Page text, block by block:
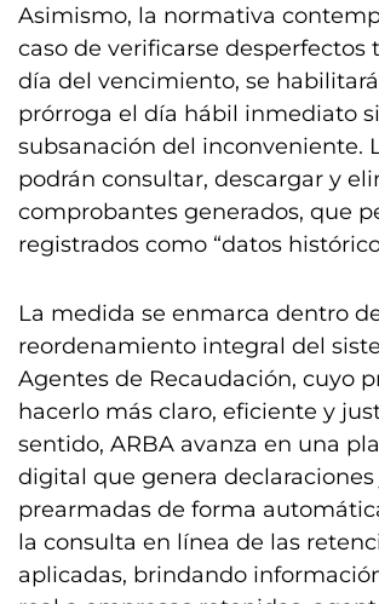
Asimismo, la normativa
caso de verificarse desperfectos
día del vencimiento, se
prórroga el día hábil inmediato
subsanación del inconveniente.
podrán consultar, descargar y
comprobantes generados, que
registrados como “datos
La medida se enmarca dentro
reordenamiento integral del
Agentes de Recaudación, cuyo
hacerlo más claro, eficiente y
sentido, ARBA avanza en una
digital que genera declaraciones
prearmadas de forma
la consulta en línea de las
aplicadas, brindando